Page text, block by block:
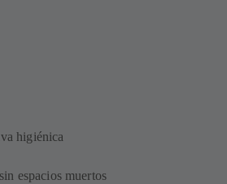
higiénica
espacios muertos